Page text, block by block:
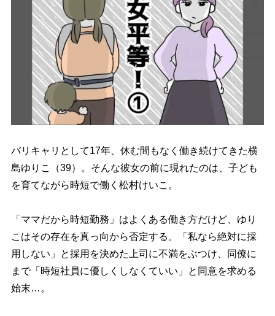
バリキャリとして17年、休む間もなく働き続けてきた横
島ゆりこ（39）。そんな彼女の前に現れたのは、子ども
を育てながら時短で働く松村けいこ。
「ママだから時短勤務」はよくある働き方だけど、ゆり
こはその存在を真っ向から否定する。「私なら絶対に採
用しない」と採用を決めた上司に不満をぶつけ、同僚に
まで「時短社員に優しくしなくていい」と同意を求める
始末…。